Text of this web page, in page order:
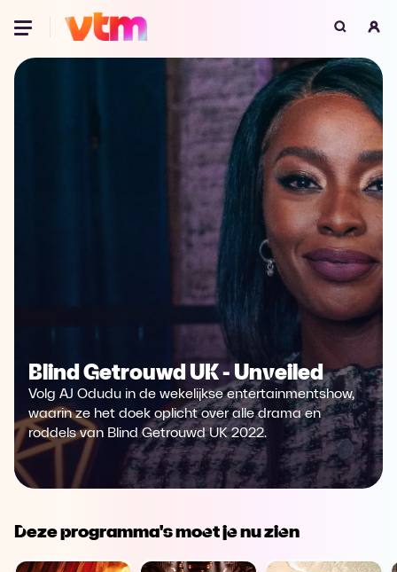
Voor je onze programma's gaat ontdekken,
best je browser updaten of hieronder één
van de ondersteunde browsers
downloaden.
Download
Download
Download
Download
Download
Blind Getrouwd UK - Unveiled
Volg AJ Odudu in de wekelijkse entertainmentshow,
waarin ze het doek oplicht over alle drama en
roddels van Blind Getrouwd UK 2022.
Deze programma's moet je nu zien